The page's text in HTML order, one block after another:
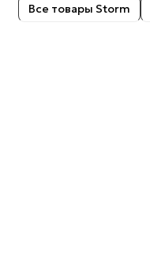
Все товары Storm